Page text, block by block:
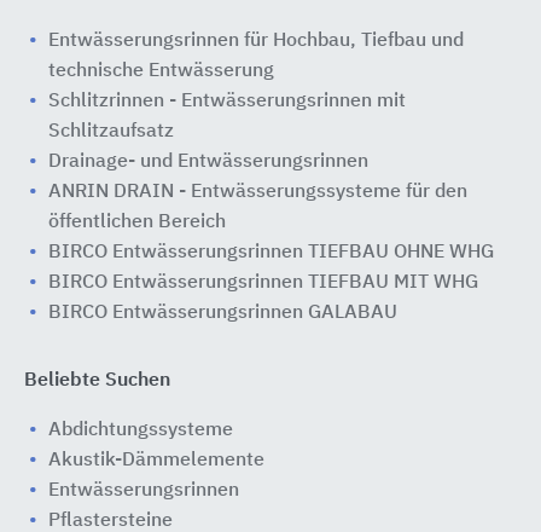
Entwässerungsrinnen für Hochbau, Tiefbau und
technische Entwässerung
Schlitzrinnen - Entwässerungsrinnen mit
Schlitzaufsatz
Drainage- und Entwässerungsrinnen
ANRIN DRAIN - Entwässerungssysteme für den
öffentlichen Bereich
BIRCO Entwässerungsrinnen TIEFBAU OHNE WHG
BIRCO Entwässerungsrinnen TIEFBAU MIT WHG
BIRCO Entwässerungsrinnen GALABAU
Beliebte Suchen
Abdichtungssysteme
Akustik-Dämmelemente
Entwässerungsrinnen
Pflastersteine